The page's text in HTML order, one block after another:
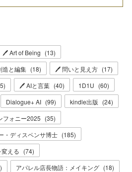
🖊 Art of Being (13)
と編集 (18) 🖊 問いと見え方 (17)
) 🖊 AIと言葉 (40) 1D1U (60)
Dialogue+ AI (99) kindle出版 (24)
フォニー2025 (35)
・ディスペンサ博士 (185)
える (74)
) アパレル店長物語：メイキング (18)